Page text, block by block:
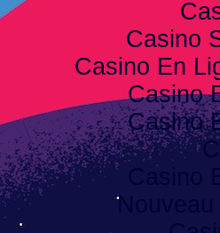
Casino
Casino En
Casino
Casino